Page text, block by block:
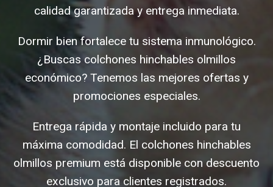
calidad garantizada y entrega inmediata.
Dormir bien fortalece tu sistema inmunológico.
¿Buscas colchones hinchables olmillos
económico? Tenemos las mejores ofertas y
promociones especiales.
Entrega rápida y montaje incluido para tu
máxima comodidad. El colchones hinchables
olmillos premium está disponible con descuento
exclusivo para clientes registrados.